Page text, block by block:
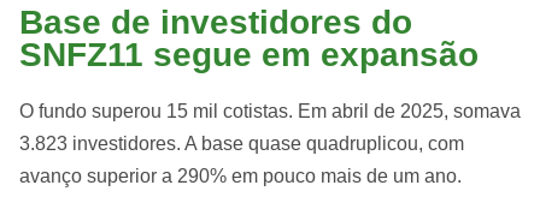
Base de investidores do
SNFZ11 segue em expansão
O fundo superou 15 mil cotistas. Em abril de 2025, somava
3.823 investidores. A base quase quadruplicou, com
avanço superior a 290% em pouco mais de um ano.